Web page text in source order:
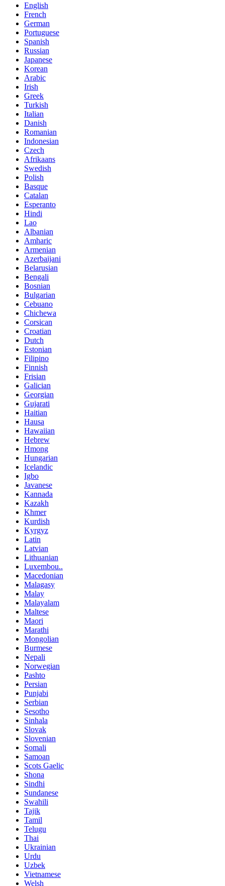
English
French
German
Portuguese
Spanish
Russian
Japanese
Korean
Arabic
Irish
Greek
Turkish
Italian
Danish
Romanian
Indonesian
Czech
Afrikaans
Swedish
Polish
Basque
Catalan
Esperanto
Hindi
Lao
Albanian
Amharic
Armenian
Azerbaijani
Belarusian
Bengali
Bosnian
Bulgarian
Cebuano
Chichewa
Corsican
Croatian
Dutch
Estonian
Filipino
Finnish
Frisian
Galician
Georgian
Gujarati
Haitian
Hausa
Hawaiian
Hebrew
Hmong
Hungarian
Icelandic
Igbo
Javanese
Kannada
Kazakh
Khmer
Kurdish
Kyrgyz
Latin
Latvian
Lithuanian
Luxembou..
Macedonian
Malagasy
Malay
Malayalam
Maltese
Maori
Marathi
Mongolian
Burmese
Nepali
Norwegian
Pashto
Persian
Punjabi
Serbian
Sesotho
Sinhala
Slovak
Slovenian
Somali
Samoan
Scots Gaelic
Shona
Sindhi
Sundanese
Swahili
Tajik
Tamil
Telugu
Thai
Ukrainian
Urdu
Uzbek
Vietnamese
Welsh